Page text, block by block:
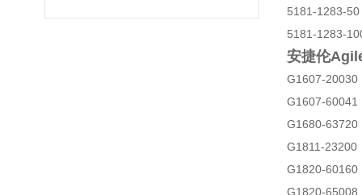
5181-1283-
5181-1283-
安捷伦
G1607-
G1607-
G1680-
G1811-
G1820-
G1820-